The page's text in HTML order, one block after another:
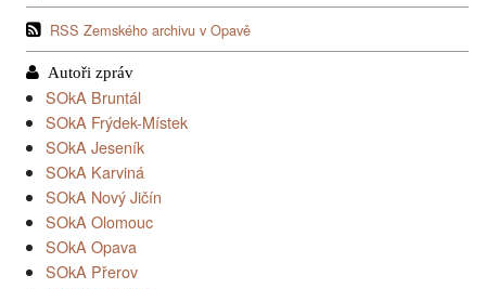
RSS Zemského archivu v Opavě
SOkA Bruntál
SOkA Frýdek-Místek
SOkA Jeseník
SOkA Karviná
SOkA Nový Jičín
SOkA Olomouc
SOkA Opava
SOkA Přerov